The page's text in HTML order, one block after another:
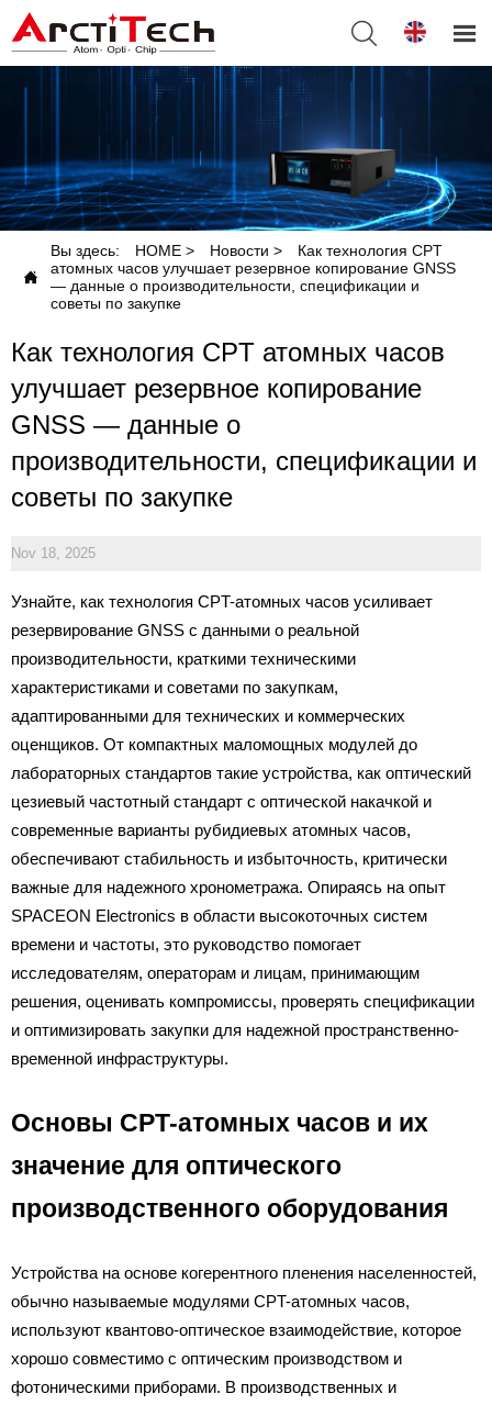
 

Вы здесь: HOME > Новости >
Как технология CPT
атомных часов улучшает резервное копирование GNSS
— данные о производительности, спецификации и
советы по закупке
Как технология CPT атомных часов
улучшает резервное копирование
GNSS — данные о
производительности, спецификации и
советы по закупке
Nov 18, 2025
Узнайте, как технология CPT-атомных часов усиливает
резервирование GNSS с данными о реальной
производительности, краткими техническими
характеристиками и советами по закупкам,
адаптированными для технических и коммерческих
оценщиков. От компактных маломощных модулей до
лабораторных стандартов такие устройства, как оптический
цезиевый частотный стандарт с оптической накачкой и
современные варианты рубидиевых атомных часов,
обеспечивают стабильность и избыточность, критически
важные для надежного хронометража. Опираясь на опыт
SPACEON Electronics в области высокоточных систем
времени и частоты, это руководство помогает
исследователям, операторам и лицам, принимающим
решения, оценивать компромиссы, проверять спецификации
и оптимизировать закупки для надежной пространственно-
временной инфраструктуры.
Основы CPT-атомных часов и их
значение для оптического
производственного оборудования
Устройства на основе когерентного пленения населенностей,
обычно называемые модулями CPT-атомных часов,
используют квантово-оптическое взаимодействие, которое
хорошо совместимо с оптическим производством и
фотоническими приборами. В производственных и